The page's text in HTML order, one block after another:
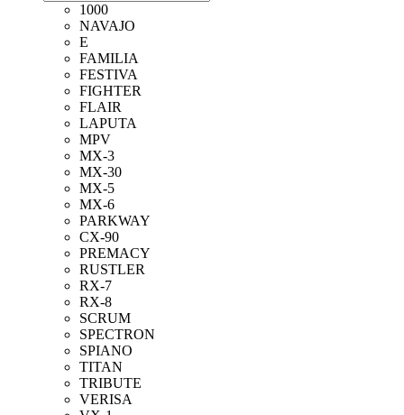
1000
NAVAJO
E
FAMILIA
FESTIVA
FIGHTER
FLAIR
LAPUTA
MPV
MX-3
MX-30
MX-5
MX-6
PARKWAY
CX-90
PREMACY
RUSTLER
RX-7
RX-8
SCRUM
SPECTRON
SPIANO
TITAN
TRIBUTE
VERISA